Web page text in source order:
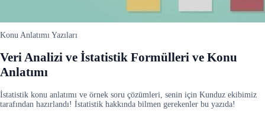
Konu Anlatımı Yazıları
Veri Analizi ve İstatistik Formülleri ve Konu
Anlatımı
İstatistik konu anlatımı ve örnek soru çözümleri, senin için Kunduz ekibimiz
tarafından hazırlandı! İstatistik hakkında bilmen gerekenler bu yazıda!